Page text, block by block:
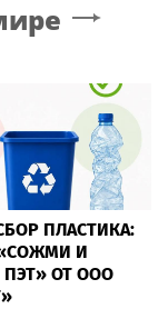
ПЛАСТИКА:
И
ПЭТ» ОТ ООО